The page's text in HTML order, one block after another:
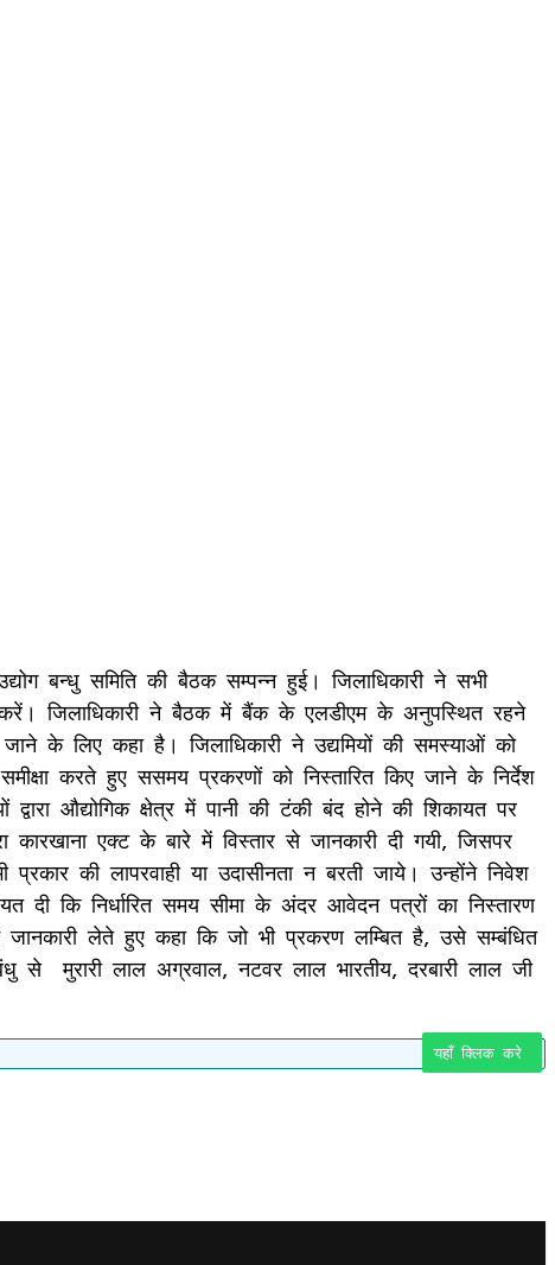
बन्धु समिति की बैठक सम्पन्न हुई। जिलाधिकारी ने सभी
करें। जिलाधिकारी ने बैठक में बैंक के एलडीएम के अनुपस्थित रहने
के लिए कहा है। जिलाधिकारी ने उद्यमियों की समस्याओं को
करते हुए ससमय प्रकरणों को निस्तारित किए जाने के निर्देश
औद्योगिक क्षेत्र में पानी की टंकी बंद होने की शिकायत पर
एक्ट के बारे में विस्तार से जानकारी दी गयी, जिसपर
की लापरवाही या उदासीनता न बरती जाये। उन्होंने निवेश
दी कि निर्धारित समय सीमा के अंदर आवेदन पत्रों का निस्तारण
जानकारी लेते हुए कहा कि जो भी प्रकरण लम्बित है, उसे सम्बंधित
से मुरारी लाल अग्रवाल, नटवर लाल भारतीय, दरबारी लाल जी
यहाँ क्लिक करे